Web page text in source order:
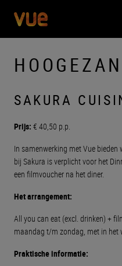
SAKURA
Prijs: € 40,50 p.p.
In samenwerking met Vue bieden
bij Sakura is verplicht voor het
een filmvoucher na het diner.
Het arrangement:
All you can eat (excl. drinken) +
maandag t/m zondag, met in het
Praktische informatie: